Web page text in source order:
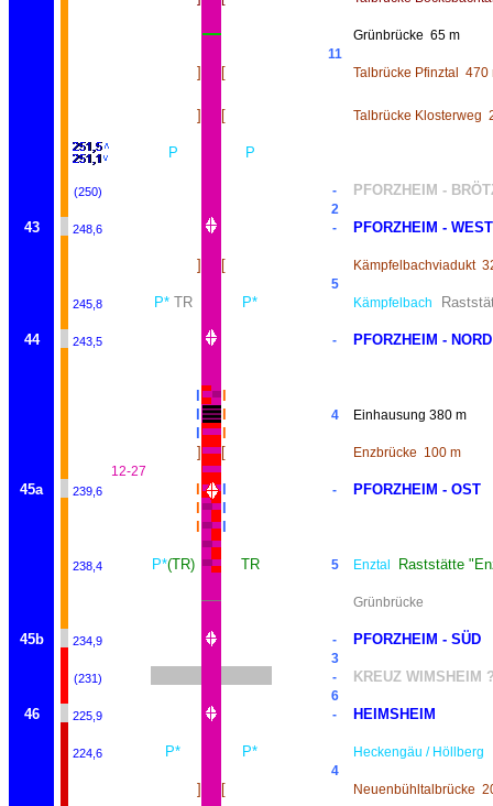
Grünbrücke 65 m
11
] [ Talbrücke Pfinztal 470
] [ Talbrücke Klosterweg
P P
(250) - PFORZHEIM -
2
43 248,6 - PFORZHEIM - WEST
] [ Kämpfelbachviadukt
5
245,8 P* TR P* Kämpfelbach
44 243,5 - PFORZHEIM - NORD
4 Einhausung 380 m
]
[ Enzbrücke 100 m
12-27
45a 239,6 -
PFORZHEIM - OST
238,4 P*(TR) TR 5 Enztal Raststätte
Grünbrücke
45b 234,9 - PFORZHEIM - SÜD
3
(231) - KREUZ WIMSHEIM
6
46 225,9 - HEIMSHEIM
224,6 P* P*
Heckengäu / Höllberg
4
] [ Neuenbühltalbrücke